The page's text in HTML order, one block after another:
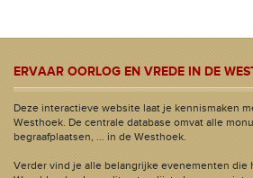
ERVAAR OORLOG EN VREDE IN DE
Deze interactieve website laat je kennismaken
Westhoek. De centrale database omvat alle
begraafplaatsen, ... in de Westhoek.
Verder vind je alle belangrijke evenementen die